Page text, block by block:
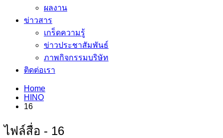
ผลงาน
ข่าวสาร
เกร็ดความรู้
ข่าวประชาสัมพันธ์
ภาพกิจกรรมบริษัท
ติดต่อเรา
Home
HINO
16
ไฟล์สื่อ - 16